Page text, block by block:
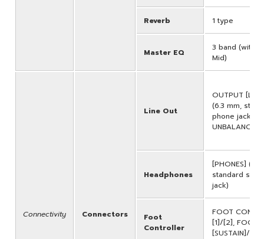
Reverb 1 type
Master EQ
3 band (with
Mid)
Connectivity Connectors
Line Out
OUTPUT [L/
(6.3 mm,
phone jacks,
UNBALANCED)
Headphones
[PHONES] (6.3
standard
jack)
Foot
Controller
FOOT
[1]/[2], FOOT
[SUSTAIN]/